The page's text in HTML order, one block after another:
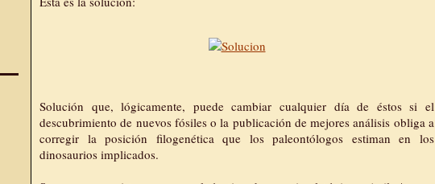
Solución que, lógicamente, puede cambiar cualquier día de éstos si el
descubrimiento de nuevos fósiles o la publicación de mejores análisis obliga a
corregir la posición filogenética que los paleontólogos estiman en los
dinosaurios implicados.